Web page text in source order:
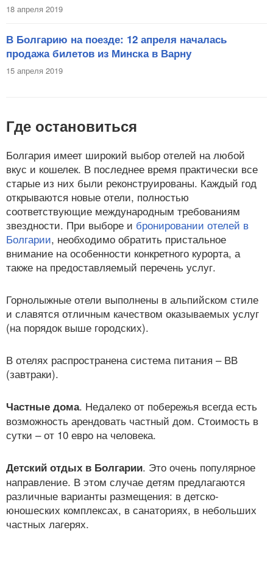
18 апреля 2019
В Болгарию на поезде: 12 апреля началась
продажа билетов из Минска в Варну
15 апреля 2019
Где остановиться
Болгария имеет широкий выбор отелей на любой
вкус и кошелек. В последнее время практически все
старые из них были реконструированы. Каждый год
открываются новые отели, полностью
соответствующие международным требованиям
звездности. При выборе и бронировании отелей в
Болгарии, необходимо обратить пристальное
внимание на особенности конкретного курорта, а
также на предоставляемый перечень услуг.
Горнолыжные отели выполнены в альпийском стиле
и славятся отличным качеством оказываемых услуг
(на порядок выше городских).
В отелях распространена система питания – ВВ
(завтраки).
Частные дома. Недалеко от побережья всегда есть
возможность арендовать частный дом. Стоимость в
сутки – от 10 евро на человека.
Детский отдых в Болгарии. Это очень популярное
направление. В этом случае детям предлагаются
различные варианты размещения: в детско-
юношеских комплексах, в санаториях, в небольших
частных лагерях.